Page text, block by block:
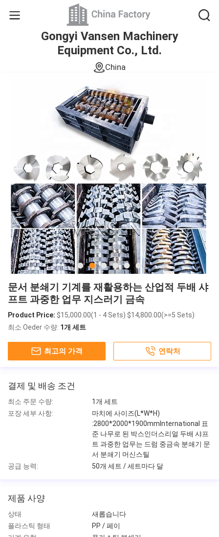
Gongyi Vansen Machinery
Equipment Co., Ltd.
China
문서 분쇄기 기계를 재활용하는 산업적 두배 샤
프트 과중한 업무 지스러기 금속
Product Price: $15,000.00(1 - 4 Sets) $14,800.00(>=5 Sets)
최소 Oeder 수량: 1개 세트
최고의 가격 연락처
결제 및 배송 조건
최소 주문 수량:
1개 세트
포장 세부 사항:
마치에 사이즈(L*W*H)
:2800*2000*1900mmInternational 표
준 나무로 된 박스인더스리얼 두배 샤프
트 과중한 업무는 드럼 중금속 분쇄기 문
서 분쇄기 머신스틸
공급 능력:
50개 세트 / 세트마다 달
제품 사양
상태
새롭습니다
플라스틱 형태
PP / 페이